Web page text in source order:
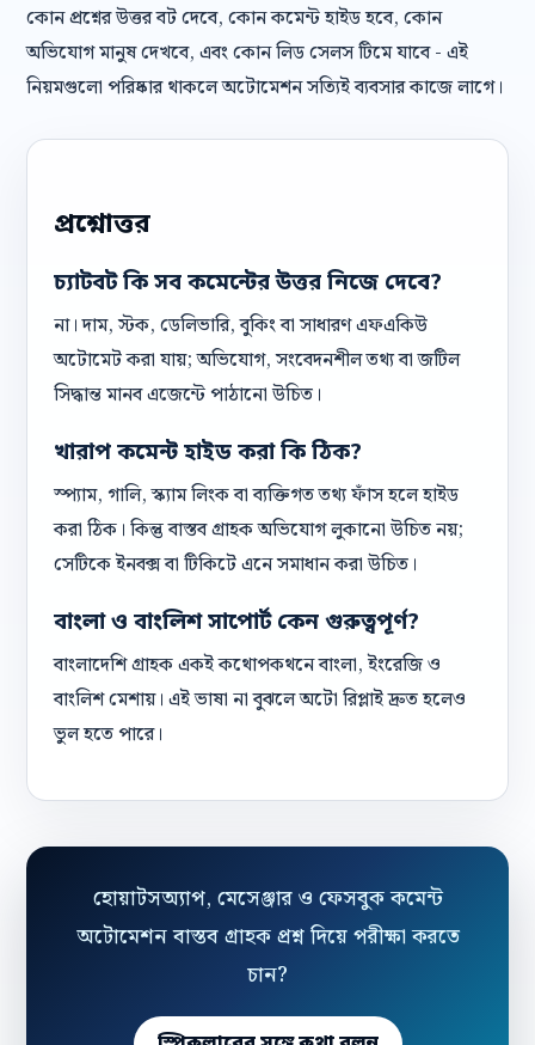
কোন প্রশ্নের উত্তর বট দেবে, কোন কমেন্ট হাইড হবে, কোন
অভিযোগ মানুষ দেখবে, এবং কোন লিড সেলস টিমে যাবে - এই
নিয়মগুলো পরিষ্কার থাকলে অটোমেশন সত্যিই ব্যবসার কাজে লাগে।
প্রশ্নোত্তর
চ্যাটবট কি সব কমেন্টের উত্তর নিজে দেবে?
না। দাম, স্টক, ডেলিভারি, বুকিং বা সাধারণ এফএকিউ
অটোমেট করা যায়; অভিযোগ, সংবেদনশীল তথ্য বা জটিল
সিদ্ধান্ত মানব এজেন্টে পাঠানো উচিত।
খারাপ কমেন্ট হাইড করা কি ঠিক?
স্প্যাম, গালি, স্ক্যাম লিংক বা ব্যক্তিগত তথ্য ফাঁস হলে হাইড
করা ঠিক। কিন্তু বাস্তব গ্রাহক অভিযোগ লুকানো উচিত নয়;
সেটিকে ইনবক্স বা টিকিটে এনে সমাধান করা উচিত।
বাংলা ও বাংলিশ সাপোর্ট কেন গুরুত্বপূর্ণ?
বাংলাদেশি গ্রাহক একই কথোপকথনে বাংলা, ইংরেজি ও
বাংলিশ মেশায়। এই ভাষা না বুঝলে অটো রিপ্লাই দ্রুত হলেও
ভুল হতে পারে।
হোয়াটসঅ্যাপ, মেসেঞ্জার ও ফেসবুক কমেন্ট
অটোমেশন বাস্তব গ্রাহক প্রশ্ন দিয়ে পরীক্ষা করতে
চান?